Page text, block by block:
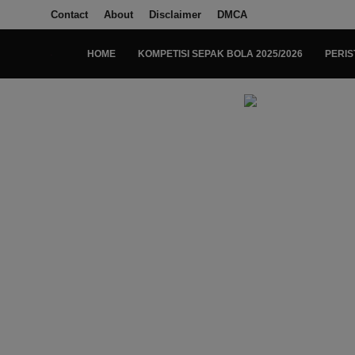
Contact About Disclaimer DMCA
HOME KOMPETISI SEPAK BOLA 2025/2026